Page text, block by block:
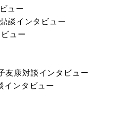
ュー
談インタビュー
ュー
康対談インタビュー
ンタビュー